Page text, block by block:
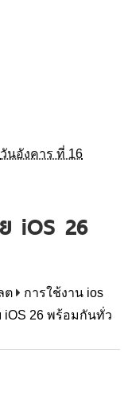
วันอังคาร ที่ 16
iOS 26
ต
การใช้งาน ios
iOS 26 พร้อมกันทั่ว